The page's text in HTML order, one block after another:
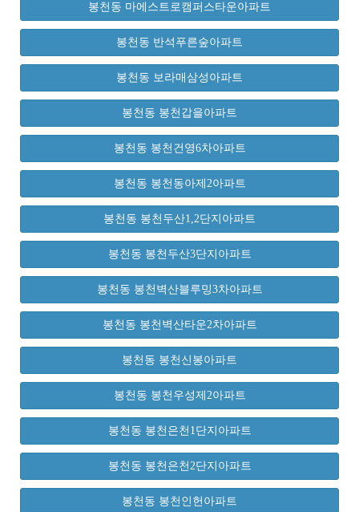
봉천동 마에스트로캠퍼스타운아파트
봉천동 반석푸른숲아파트
봉천동 보라매삼성아파트
봉천동 봉천갑을아파트
봉천동 봉천건영6차아파트
봉천동 봉천동아제2아파트
봉천동 봉천두산1,2단지아파트
봉천동 봉천두산3단지아파트
봉천동 봉천벽산블루밍3차아파트
봉천동 봉천벽산타운2차아파트
봉천동 봉천신봉아파트
봉천동 봉천우성제2아파트
봉천동 봉천은천1단지아파트
봉천동 봉천은천2단지아파트
봉천동 봉천인헌아파트